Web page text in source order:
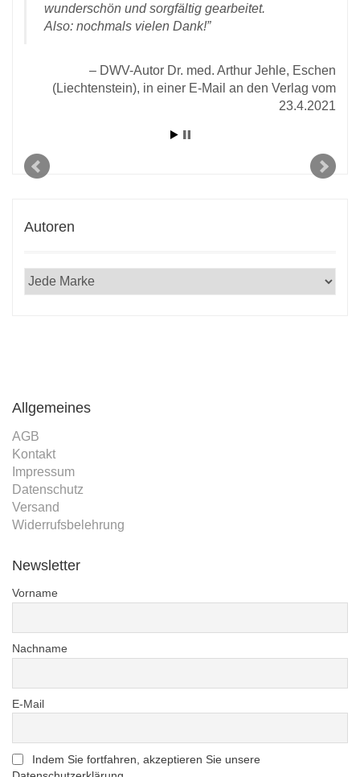
wunderschön und sorgfältig gearbeitet.
Also: nochmals vielen Dank!
DWV-Autor Dr. med. Arthur Jehle, Eschen
(Liechtenstein), in einer E-Mail an den Verlag vom
23.4.2021
Autoren
Allgemeines
AGB
Kontakt
Impressum
Datenschutz
Versand
Widerrufsbelehrung
Newsletter
Vorname
Nachname
E-Mail
Indem Sie fortfahren, akzeptieren Sie unsere